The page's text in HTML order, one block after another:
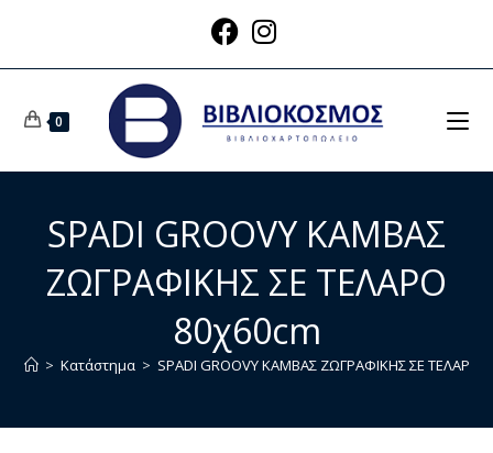
0
SPADI GROOVY ΚΑΜΒΑΣ
ΖΩΓΡΑΦΙΚΗΣ ΣΕ ΤΕΛΑΡΟ
80χ60cm
> Κατάστημα > SPADI GROOVY ΚΑΜΒΑΣ ΖΩΓΡΑΦΙΚΗΣ ΣΕ ΤΕΛΑΡΟ